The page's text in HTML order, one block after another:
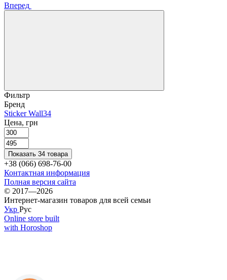
Вперед
Фильтр
Бренд
Sticker Wall34
Цена, грн
Показать 34 товара
+38 (066) 698-76-00
Контактная информация
Полная версия сайта
© 2017—2026
Интернет-магазин товаров для всей семьи
Укр Рус
Online store built
with Horoshop